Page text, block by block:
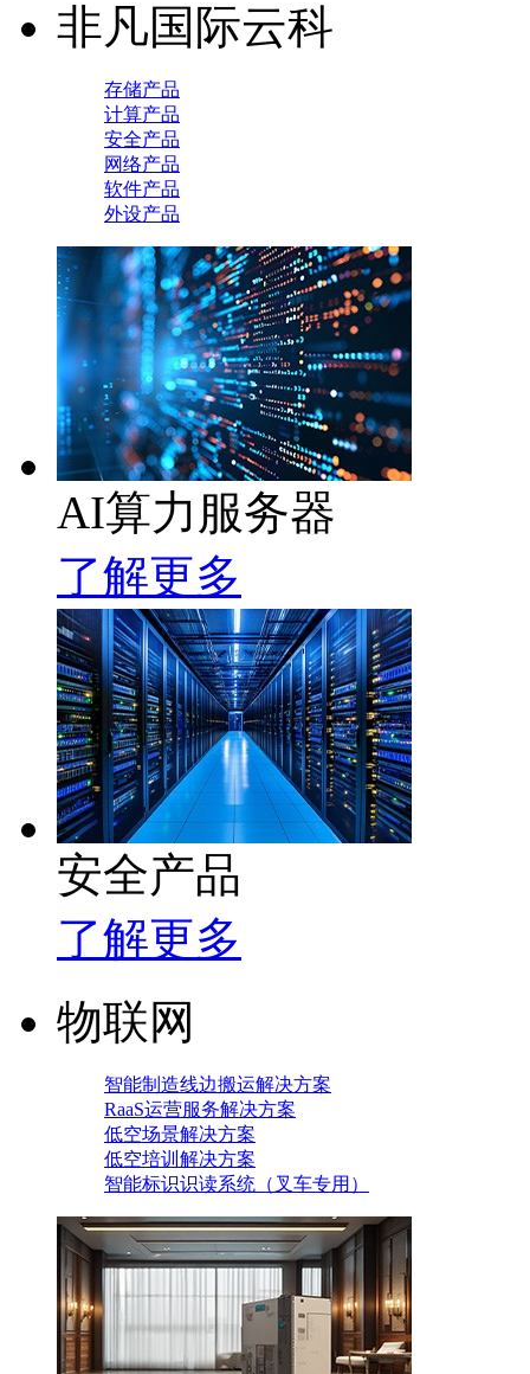
非凡国际云科
存储产品
计算产品
安全产品
网络产品
软件产品
外设产品
AI算力服务器
了解更多
安全产品
了解更多
物联网
智能制造线边搬运解决方案
RaaS运营服务解决方案
低空场景解决方案
低空培训解决方案
智能标识识读系统（叉车专用）